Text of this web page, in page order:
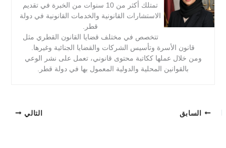
تمتلك أكثر من 10 سنوات من الخبرة في تقديم
الاستشارات القانونية والخدمات القانونية في دولة
قطر.
تتخصص في مختلف قضايا القانون القطري مثل
قانون الأسرة وتأسيس الشركات والقضايا الجنائية وغيرها.
ومن خلال عملها ككاتبة محتوى قانوني، تعمل على نشر الوعي
بالقوانين المحلية والدولية المعمول بها في دولة قطر.
السابق التالي